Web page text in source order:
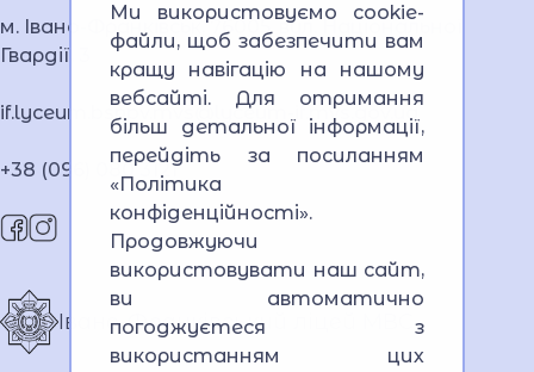
м. Івано-Франківськ, 76005, вул. Національної
Гвардії, 3
if.lyceum.bsnpv.mvs@lyceum-if.mvs.gov.ua
+38 (096) 080 3121
Івано-Франківський ліцей МВС
Ми використовуємо cookie-
файли, щоб забезпечити вам
кращу навігацію на нашому
вебсайті. Для отримання
більш детальної інформації,
перейдіть за посиланням
«Політика
конфіденційності».
Продовжуючи
використовувати наш сайт,
ви автоматично
погоджуєтеся з
використанням цих